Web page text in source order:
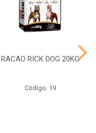
RACAO RICK DOG 20KG
Código: 19